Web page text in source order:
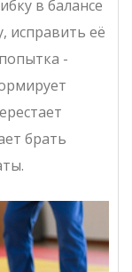
в балансе
исправить её
-
брать